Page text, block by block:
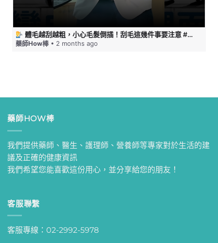
體毛越刮越粗，小心毛髮倒插！刮毛這幾件事要注意 #藥師HOW棒
藥師How棒 • 2 months ago
藥師HOW棒
我們提供藥師、醫生、護理師、營養師等專家對於生活的建
議及正確的健康資訊
我們希望您能喜歡這份用心，並分享給您的朋友！
客服聯繫
客服專線：02-2992-5978